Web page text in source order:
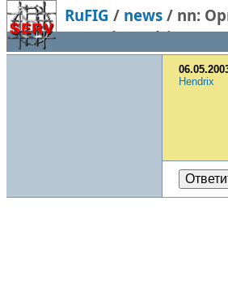
RuFIG / news / nn:
Marcel Hendrix
Hendrix